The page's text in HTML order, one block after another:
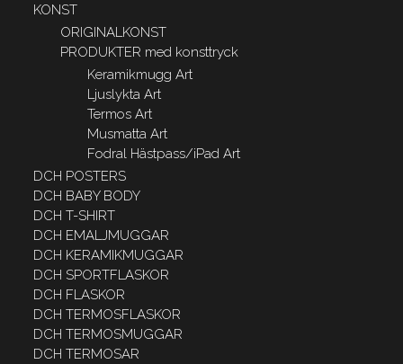
KONST
ORIGINALKONST
PRODUKTER med konsttryck
Keramikmugg Art
Ljuslykta Art
Termos Art
Musmatta Art
Fodral Hästpass/iPad Art
DCH POSTERS
DCH BABY BODY
DCH T-SHIRT
DCH EMALJMUGGAR
DCH KERAMIKMUGGAR
DCH SPORTFLASKOR
DCH FLASKOR
DCH TERMOSFLASKOR
DCH TERMOSMUGGAR
DCH TERMOSAR